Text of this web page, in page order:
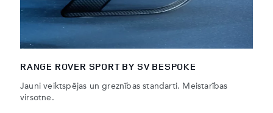
RANGE ROVER SPORT BY SV BESPOKE
Jauni veiktspējas un greznības standarti. Meistarības
virsotne.